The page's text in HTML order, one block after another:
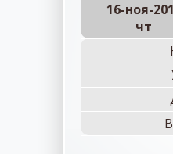
16-ноя-
чт